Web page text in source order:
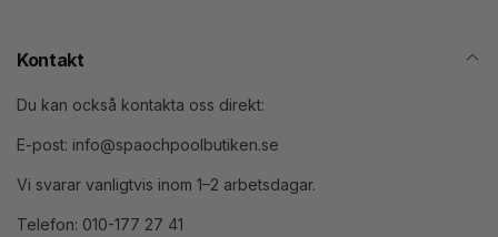
Kontakt
Du kan också kontakta oss direkt:
E-post: info@spaochpoolbutiken.se
Vi svarar vanligtvis inom 1–2 arbetsdagar.
Telefon: 010-177 27 41